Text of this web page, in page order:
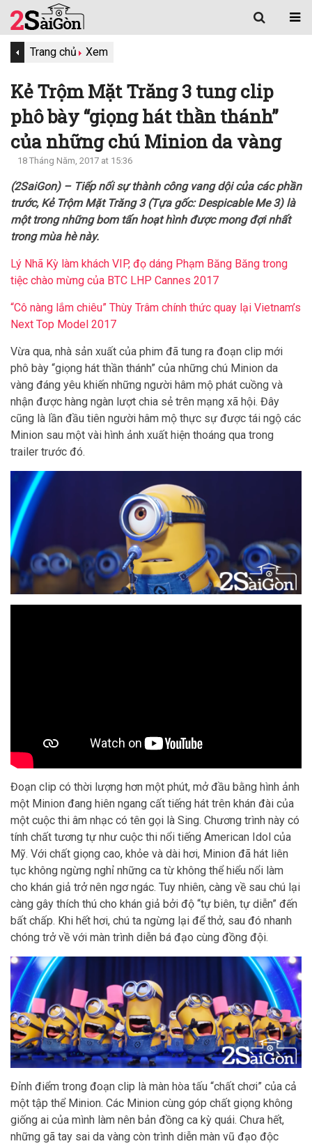
Trang chủ Xem
Kẻ Trộm Mặt Trăng 3 tung clip
phô bày “giọng hát thần thánh”
của những chú Minion da vàng
18 Tháng Năm, 2017 at 15:36
(2SaiGon) – Tiếp nối sự thành công vang dội của các phần
trước, Kẻ Trộm Mặt Trăng 3 (Tựa gốc: Despicable Me 3) là
một trong những bom tấn hoạt hình được mong đợi nhất
trong mùa hè này.
Lý Nhã Kỳ làm khách VIP, đọ dáng Phạm Băng Băng trong
tiệc chào mừng của BTC LHP Cannes 2017
“Cô nàng lắm chiêu” Thùy Trâm chính thức quay lại Vietnam’s
Next Top Model 2017
Vừa qua, nhà sản xuất của phim đã tung ra đoạn clip mới
phô bày “giọng hát thần thánh” của những chú Minion da
vàng đáng yêu khiến những người hâm mộ phát cuồng và
nhận được hàng ngàn lượt chia sẻ trên mạng xã hội. Đây
cũng là lần đầu tiên người hâm mộ thực sự được tái ngộ các
Minion sau một vài hình ảnh xuất hiện thoáng qua trong
trailer trước đó.
Đoạn clip có thời lượng hơn một phút, mở đầu bằng hình ảnh
một Minion đang hiên ngang cất tiếng hát trên khán đài của
một cuộc thi âm nhạc có tên gọi là Sing. Chương trình này có
tính chất tương tự như cuộc thi nổi tiếng American Idol của
Mỹ. Với chất giọng cao, khỏe và dài hơi, Minion đã hát liên
tục không ngừng nghỉ những ca từ không thể hiểu nổi làm
cho khán giả trở nên ngơ ngác. Tuy nhiên, càng về sau chú lại
càng gây thích thú cho khán giả bởi độ “tự biên, tự diễn” đến
bất chấp. Khi hết hơi, chú ta ngừng lại để thở, sau đó nhanh
chóng trở về với màn trình diễn bá đạo cùng đồng đội.
Đỉnh điểm trong đoạn clip là màn hòa tấu “chất chơi” của cả
một tập thể Minion. Các Minion cùng góp chất giọng không
giống ai của mình làm nên bản đồng ca kỳ quái. Chưa hết,
những gã tay sai da vàng còn trình diễn màn vũ đạo độc